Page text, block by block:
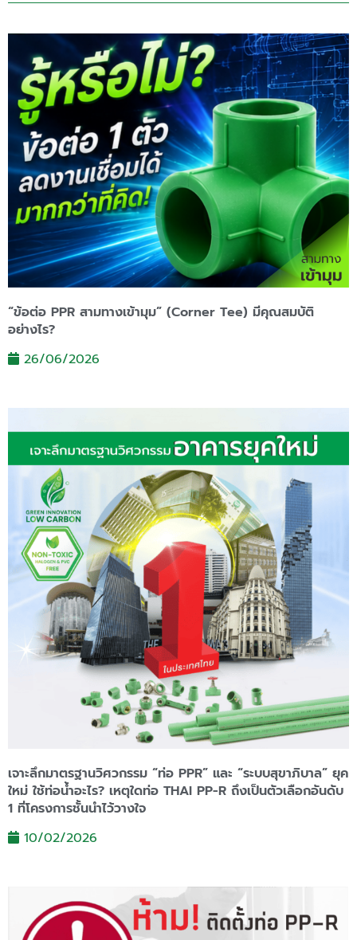
“ข้อต่อ PPR สามทางเข้ามุม” (Corner Tee) มีคุณสมบัติ
อย่างไร?
26/06/2026
เจาะลึกมาตรฐานวิศวกรรม “ท่อ PPR” และ “ระบบสุขาภิบาล” ยุค
ใหม่ ใช้ท่อน้ำอะไร? เหตุใดท่อ THAI PP-R ถึงเป็นตัวเลือกอันดับ
1 ที่โครงการชั้นนำไว้วางใจ
10/02/2026